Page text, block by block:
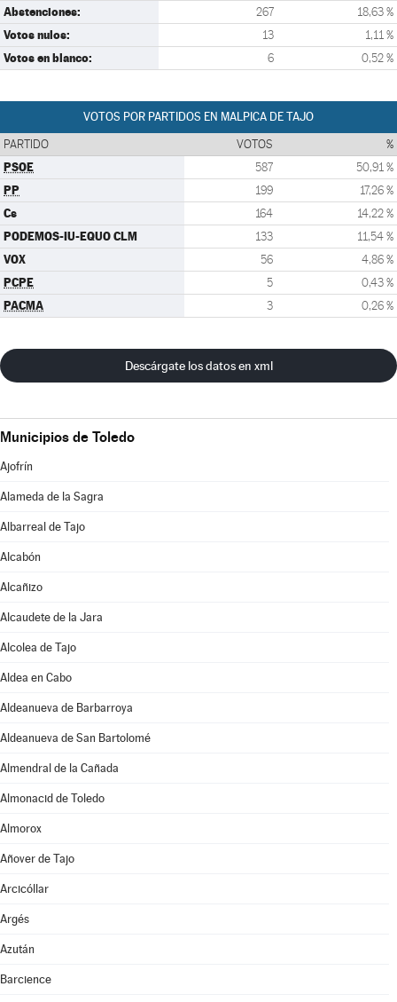
Abstenciones: 267 18,63 %
Votos nulos: 13 1,11 %
Votos en blanco: 6 0,52 %
VOTOS POR PARTIDOS EN MALPICA DE TAJO
PARTIDO VOTOS %
PSOE 587 50,91 %
PP 199 17,26 %
Cs 164 14,22 %
PODEMOS-IU-EQUO CLM 133 11,54 %
VOX 56 4,86 %
PCPE 5 0,43 %
PACMA 3 0,26 %
Descárgate los datos en xml
Municipios de Toledo
Ajofrín
Alameda de la Sagra
Albarreal de Tajo
Alcabón
Alcañizo
Alcaudete de la Jara
Alcolea de Tajo
Aldea en Cabo
Aldeanueva de Barbarroya
Aldeanueva de San Bartolomé
Almendral de la Cañada
Almonacid de Toledo
Almorox
Añover de Tajo
Arcicóllar
Argés
Azután
Barcience